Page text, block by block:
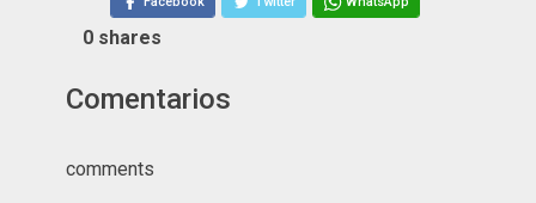
0 shares
Comentarios
comments